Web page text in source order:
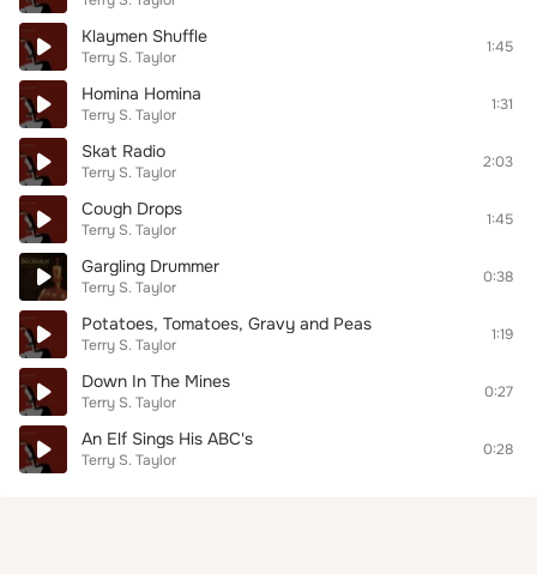
Klaymen Shuffle
Terry S. Taylor
1:45
Homina Homina
Terry S. Taylor
1:31
Skat Radio
Terry S. Taylor
2:03
Cough Drops
Terry S. Taylor
1:45
Gargling Drummer
Terry S. Taylor
0:38
Potatoes, Tomatoes, Gravy and Peas
Terry S. Taylor
1:19
Down In The Mines
Terry S. Taylor
0:27
An Elf Sings His ABC's
Terry S. Taylor
0:28